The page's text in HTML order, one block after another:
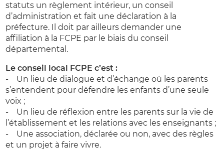
statuts un règlement intérieur, un conseil
d’administration et fait une déclaration à la
préfecture. Il doit par ailleurs demander une
affiliation à la FCPE par le biais du conseil
départemental.
Le conseil local FCPE c’est :
- Un lieu de dialogue et d’échange où les parents
s’entendent pour défendre les enfants d’une seule
voix ;
- Un lieu de réflexion entre les parents sur la vie de
l’établissement et les relations avec les enseignants ;
- Une association, déclarée ou non, avec des règles
et un projet à faire vivre.